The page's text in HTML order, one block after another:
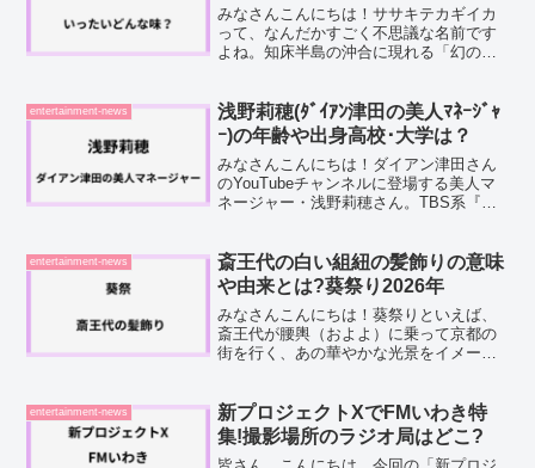
みなさんこんにちは！ササキテカギイカ
って、なんだかすごく不思議な名前です
よね。知床半島の沖合に現れる「幻の巨
ギイカが食べられるのかどうか、実際の
味や食べ方について掘り下...
entertainment-news
浅野莉穂(ﾀﾞｲｱﾝ津田の美人ﾏﾈｰｼﾞｬ
ｰ)の年齢や出身高校･大学は？
みなさんこんにちは！ダイアン津田さん
のYouTubeチャンネルに登場する美人マ
ネージャー・浅野莉穂さん。TBS系『水
ぎる」「かわいすぎる」という声がネッ
ト上にあふれてい...
entertainment-news
斎王代の白い組紐の髪飾りの意味
や由来とは?葵祭り2026年
みなさんこんにちは！葵祭りといえば、
斎王代が腰輿（およよ）に乗って京都の
街を行く、あの華やかな光景をイメージ
っと垂れ下がる白い組紐の髪飾り。とて
も印象に残る髪飾りでどん...
entertainment-news
新プロジェクトXでFMいわき特
集!撮影場所のラジオ局はどこ?